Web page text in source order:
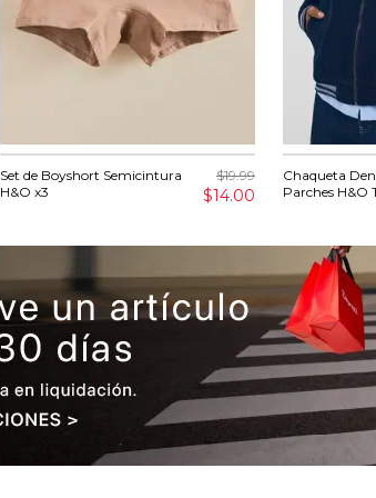
Set de Boyshort Semicintura
H&O x3
$19.99
$14.00
Chaqueta
Parches H&O